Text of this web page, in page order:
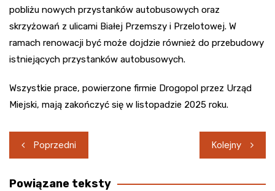
pobliżu nowych przystanków autobusowych oraz
skrzyżowań z ulicami Białej Przemszy i Przelotowej. W
ramach renowacji być może dojdzie również do przebudowy
istniejących przystanków autobusowych.
Wszystkie prace, powierzone firmie Drogopol przez Urząd
Miejski, mają zakończyć się w listopadzie 2025 roku.
Nawigacja
wpisu
Poprzedni Kolejny
Powiązane teksty